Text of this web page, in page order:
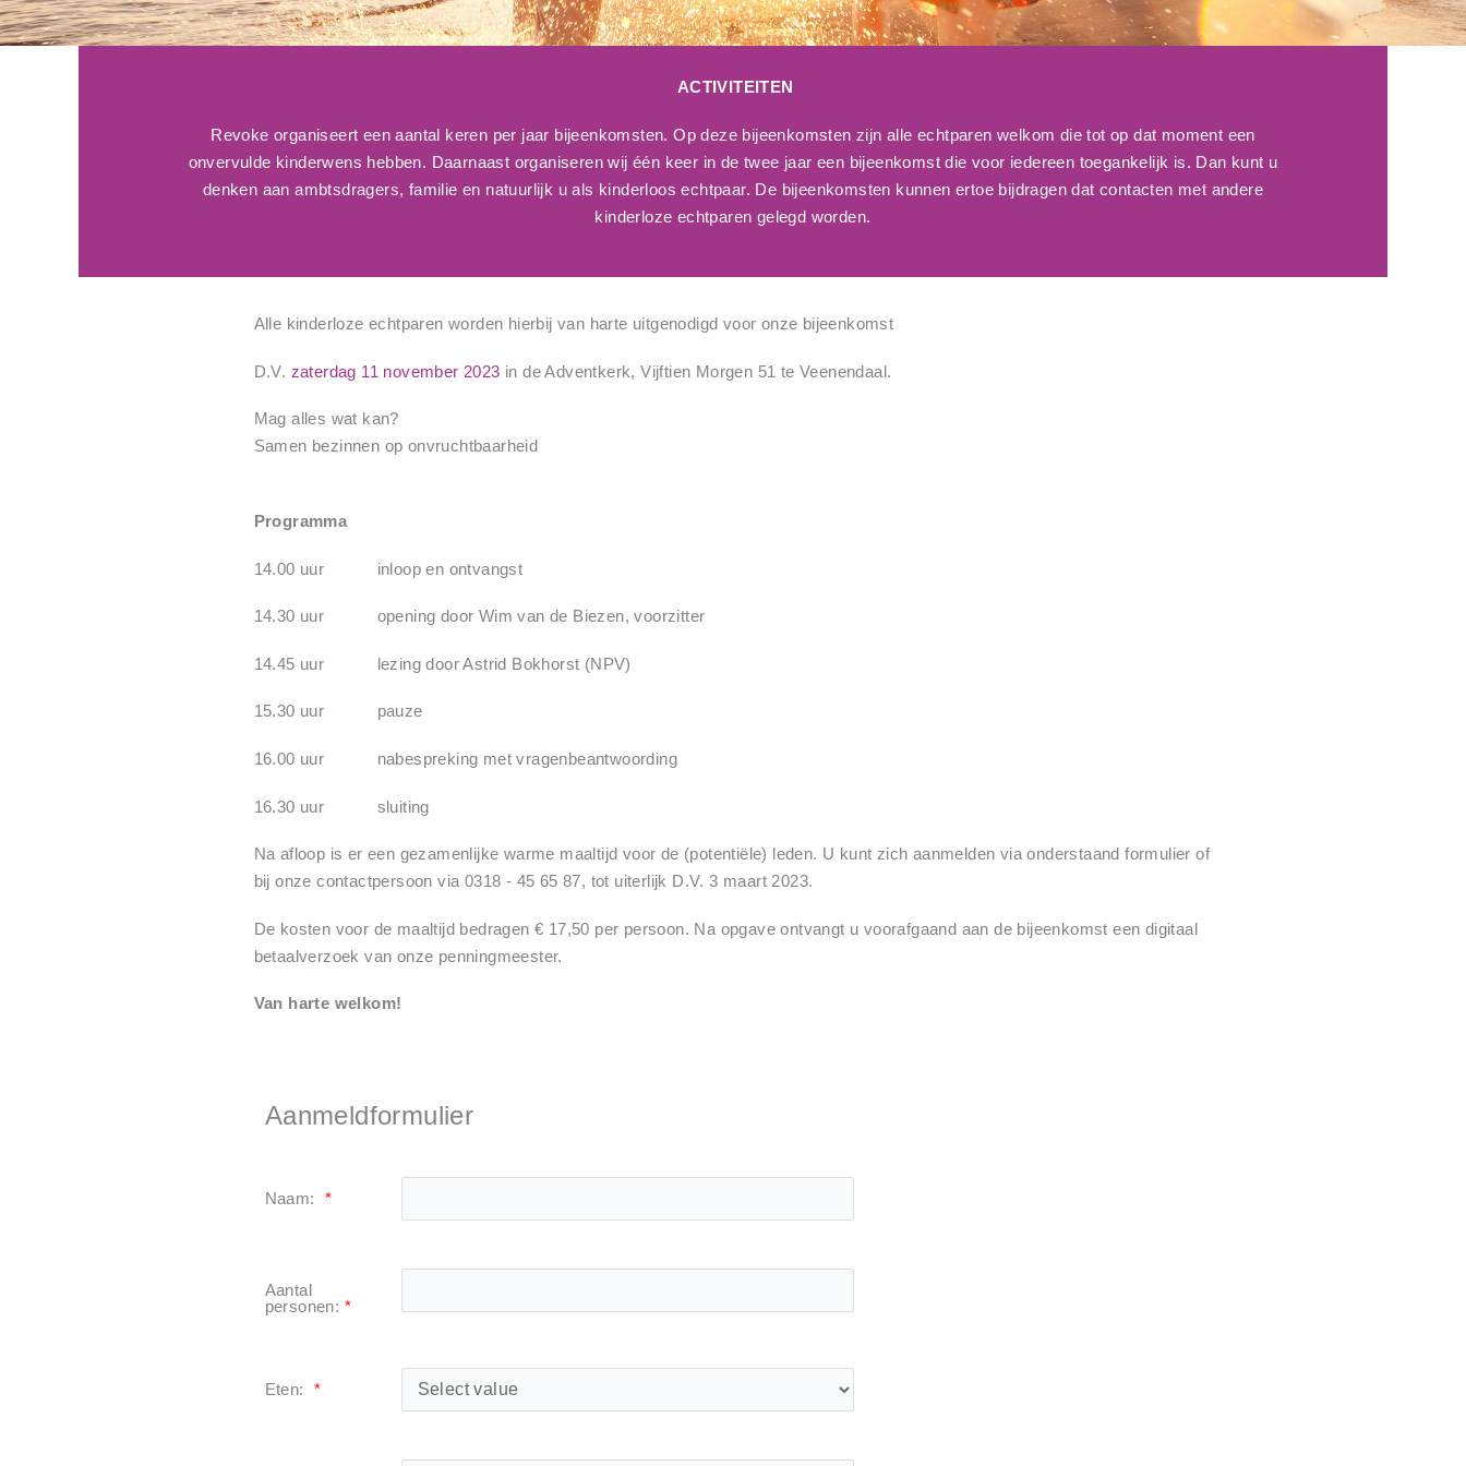
ACTIVITEITEN
Revoke organiseert een aantal keren per jaar bijeenkomsten. Op deze bijeenkomsten zijn alle echtparen welkom die tot op dat moment een
onvervulde kinderwens hebben. Daarnaast organiseren wij één keer in de twee jaar een bijeenkomst die voor iedereen toegankelijk is. Dan kunt u
denken aan ambtsdragers, familie en natuurlijk u als kinderloos echtpaar. De bijeenkomsten kunnen ertoe bijdragen dat contacten met andere
kinderloze echtparen gelegd worden.
Alle kinderloze echtparen worden hierbij van harte uitgenodigd voor onze bijeenkomst
D.V. zaterdag 11 november 2023 in de Adventkerk, Vijftien Morgen 51 te Veenendaal.
Mag alles wat kan?
Samen bezinnen op onvruchtbaarheid
Programma
14.00 uur inloop en ontvangst
14.30 uur opening door Wim van de Biezen, voorzitter
14.45 uur lezing door Astrid Bokhorst (NPV)
15.30 uur pauze
16.00 uur nabespreking met vragenbeantwoording
16.30 uur sluiting
Na afloop is er een gezamenlijke warme maaltijd voor de (potentiële) leden. U kunt zich aanmelden via onderstaand formulier of
bij onze contactpersoon via 0318 - 45 65 87, tot uiterlijk D.V. 3 maart 2023.
De kosten voor de maaltijd bedragen € 17,50 per persoon. Na opgave ontvangt u voorafgaand aan de bijeenkomst een digitaal
betaalverzoek van onze penningmeester.
Van harte welkom!
Aanmeldformulier
Naam: *
Aantal
personen: *
Eten: *